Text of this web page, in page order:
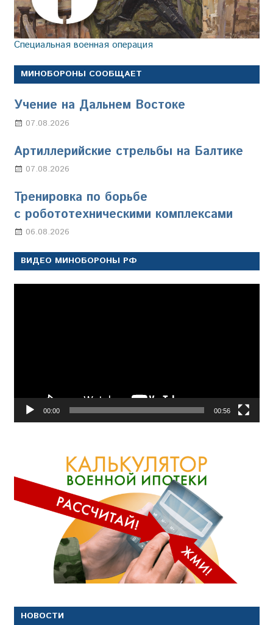
Специальная военная операция
МИНОБОРОНЫ СООБЩАЕТ
Учение на Дальнем Востоке
07.08.2026
Артиллерийские стрельбы на Балтике
07.08.2026
Тренировка по борьбе
с робототехническими комплексами
06.08.2026
ВИДЕО МИНОБОРОНЫ РФ
00:00 00:56
НОВОСТИ